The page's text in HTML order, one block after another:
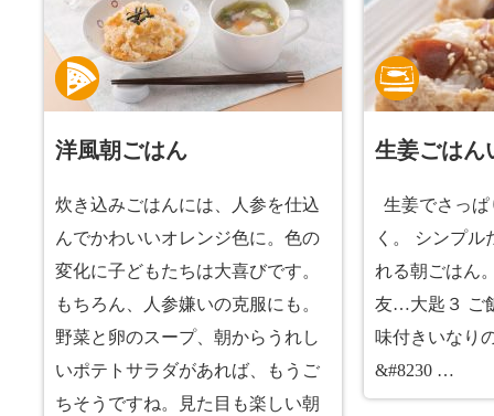
洋風朝ごはん
炊き込みごはんには、人参を仕込
んでかわいいオレンジ色に。色の
変化に子どもたちは大喜びです。
もちろん、人参嫌いの克服にも。
野菜と卵のスープ、朝からうれし
いポテトサラダがあれば、もうご
ちそうですね。見た目も楽しい朝
生姜ごはん
生姜でさっ
く。 シンプル
れる朝ごはん
友…大匙３ ご
味付きいなり
&#8230 …